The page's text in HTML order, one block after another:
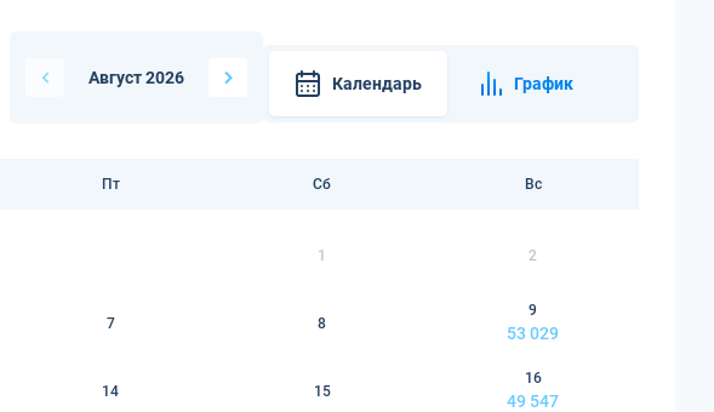
Август 2026 Календарь График
Пт Сб Вс
1 2
7 8
9
53 029
14 15
16
49 547